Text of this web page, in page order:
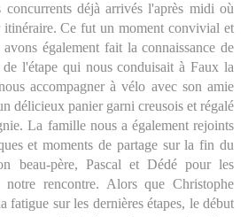
déjà arrivés l'après midi où
itinéraire. Ce fut un moment convivial et
également fait la connaissance de
l'étape qui nous conduisait à Faux la
accompagner à vélo avec son amie
délicieux panier garni creusois et régalé
La famille nous a également rejoints
et moments de partage sur la fin du
beau-père, Pascal et Dédé pour les
notre rencontre. Alors que Christophe
fatigue sur les dernières étapes, le début